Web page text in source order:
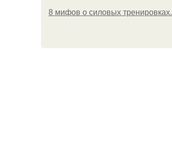
8 мифов о силовых тренировках.